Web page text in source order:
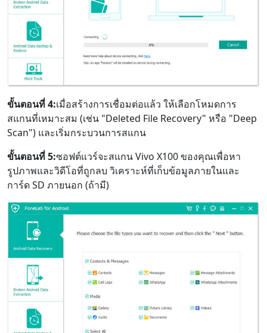
ขั้นตอนที่ 4:เมื่อสร้างการเชื่อมต่อแล้ว ให้เลือกโหมดการ
สแกนที่เหมาะสม (เช่น "Deleted File Recovery" หรือ "Deep
Scan") และเริ่มกระบวนการสแกน
ขั้นตอนที่ 5:ซอฟต์แวร์จะสแกน Vivo X100 ของคุณเพื่อหา
รูปภาพและวิดีโอที่ถูกลบ วิเคราะห์ที่เก็บข้อมูลภายในและ
การ์ด SD ภายนอก (ถ้ามี)